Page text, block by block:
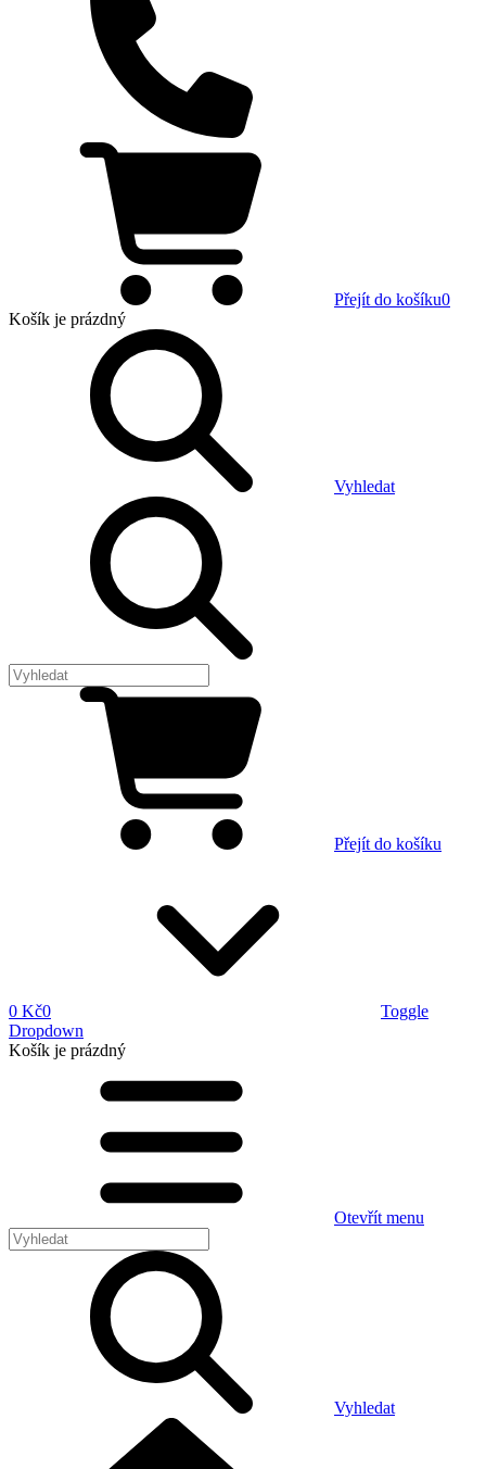
Přejít do košíku0
Košík je prázdný
Vyhledat
Přejít do košíku
0 Kč0
Toggle
Dropdown
Košík je prázdný
Otevřít menu
Vyhledat